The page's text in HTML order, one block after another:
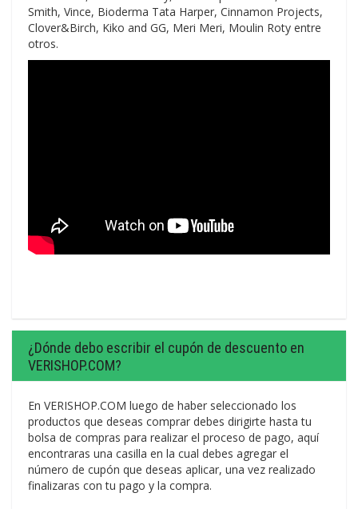
Smith, Vince, Bioderma Tata Harper, Cinnamon Projects,
Clover&Birch, Kiko and GG, Meri Meri, Moulin Roty entre
otros.
¿Dónde debo escribir el cupón de descuento en
VERISHOP.COM?
En VERISHOP.COM luego de haber seleccionado los
productos que deseas comprar debes dirigirte hasta tu
bolsa de compras para realizar el proceso de pago, aquí
encontraras una casilla en la cual debes agregar el
número de cupón que deseas aplicar, una vez realizado
finalizaras con tu pago y la compra.